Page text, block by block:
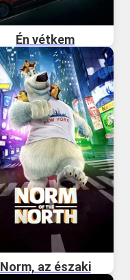
Én vétkem
Norm, az északi